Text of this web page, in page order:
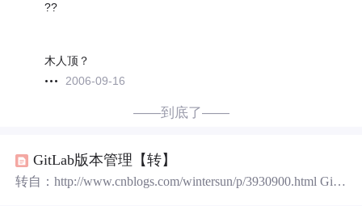
??
木人顶？
2006-09-16
——到底了——
GitLab版本管理【转】
转自：http://www.cnblogs.com/wintersun/p/3930900.html GitL